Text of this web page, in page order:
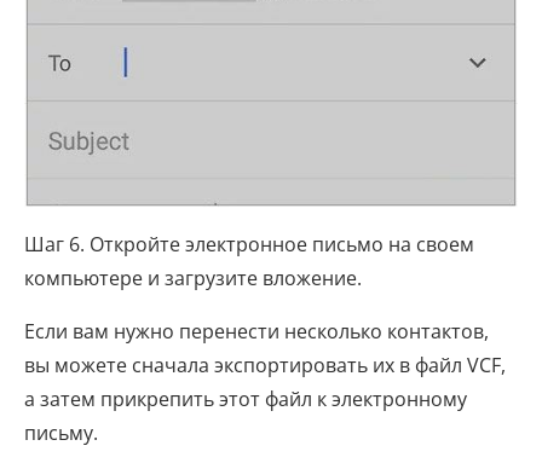
Шаг 6. Откройте электронное письмо на своем
компьютере и загрузите вложение.
Если вам нужно перенести несколько контактов,
вы можете сначала экспортировать их в файл VCF,
а затем прикрепить этот файл к электронному
письму.